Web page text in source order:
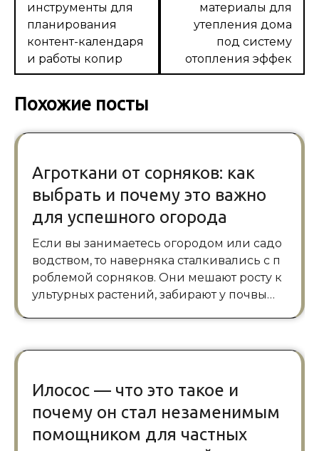
записям
инструменты для
планирования
контент-календаря
и работы копир
материалы для
утепления дома
под систему
отопления эффек
Похожие посты
Агроткани от сорняков: как
выбрать и почему это важно
для успешного огорода
Если вы занимаетесь огородом или садо
водством, то наверняка сталкивались с п
роблемой сорняков. Они мешают росту к
ультурных растений, забирают у почвы…
Илосос — что это такое и
почему он стал незаменимым
помощником для частных